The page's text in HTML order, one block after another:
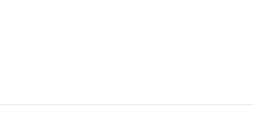
รียน พสวท.” ปีการศึกษา 2569 ชวน ม.3 ก้าวสู่เ